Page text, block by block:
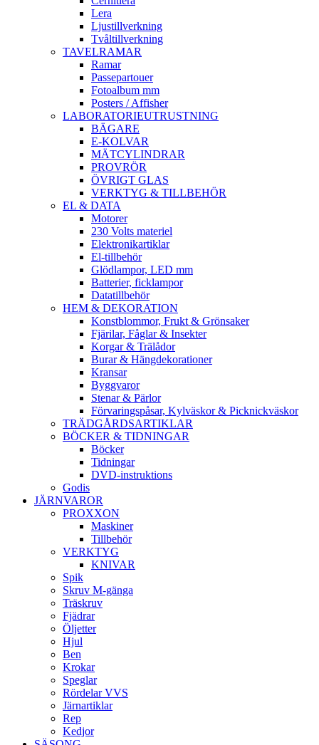
Lera
Ljustillverkning
Tvåltillverkning
TAVELRAMAR
Ramar
Passepartouer
Fotoalbum mm
Posters / Affisher
LABORATORIEUTRUSTNING
BÄGARE
E-KOLVAR
MÄTCYLINDRAR
PROVRÖR
ÖVRIGT GLAS
VERKTYG & TILLBEHÖR
EL & DATA
Motorer
230 Volts materiel
Elektronikartiklar
El-tillbehör
Glödlampor, LED mm
Batterier, ficklampor
Datatillbehör
HEM & DEKORATION
Konstblommor, Frukt & Grönsaker
Fjärilar, Fåglar & Insekter
Korgar & Trälådor
Burar & Hängdekorationer
Kransar
Byggvaror
Stenar & Pärlor
Förvaringspåsar, Kylväskor & Picknickväskor
TRÄDGÅRDSARTIKLAR
BÖCKER & TIDNINGAR
Böcker
Tidningar
DVD-instruktions
Godis
JÄRNVAROR
PROXXON
Maskiner
Tillbehör
VERKTYG
KNIVAR
Spik
Skruv M-gänga
Träskruv
Fjädrar
Öljetter
Hjul
Ben
Krokar
Speglar
Rördelar VVS
Järnartiklar
Rep
Kedjor